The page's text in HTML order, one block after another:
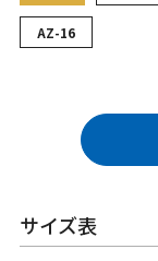
AZ-16
サイズ表